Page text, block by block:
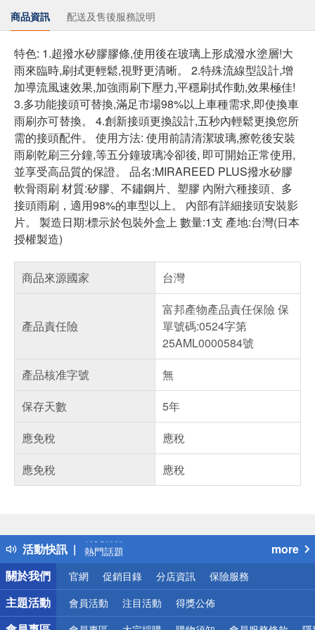
商品資訊 配送及售後服務說明
特色: 1.超撥水矽膠膠條,使用後在玻璃上形成潑水塗層!大
雨來臨時,刷拭更輕鬆,視野更清晰。 2.特殊流線型設計,增
加導流風速效果,加強雨刷下壓力,平穩刷拭作動,效果極佳!
3.多功能接頭可替換,滿足市場98%以上車種需求,即使換車
雨刷亦可替換。 4.創新接頭更換設計,五秒內輕鬆更換您所
需的接頭配件。 使用方法: 使用前請清潔玻璃,擦乾後安裝
雨刷乾刷三分鐘,等五分鐘玻璃冷卻後, 即可開始正常使用,
並享受高品質的保證。 品名:MIRAREED PLUS撥水矽膠
軟骨雨刷 材質:矽膠、不鏽鋼片、塑膠 內附六種接頭、多
接頭雨刷，適用98%的車型以上。 內部有詳細接頭安裝影
片。 製造日期:標示於包裝外盒上 數量:1支 產地:台灣(日本
授權製造)
商品來源國家 台灣
產品責任險
富邦產物產品責任保險 保
單號碼:0524字第
25AML0000584號
產品核准字號
無
保存天數
5年
應免稅
應稅
應免稅
應稅
活動快訊
得獎公告
熱門話題
銀行優惠
偏遠地區配送
詐騙網頁！請小心！
more
關於我們
官網 促銷目錄 分店資訊 保險服務
主題活動 會員活動 注目活動 得獎公佈